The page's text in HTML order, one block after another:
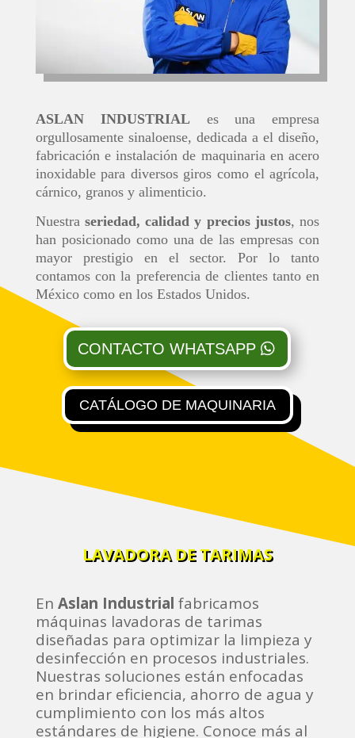
ASLAN INDUSTRIAL es una empresa
orgullosamente sinaloense, dedicada a el diseño,
fabricación e instalación de maquinaria en acero
inoxidable para diversos giros como el agrícola,
cárnico, granos y alimenticio.
Nuestraseriedad, calidad y precios justos, nos
han posicionado como una de las empresas con
mayor prestigio en el sector. Por lo tanto
contamos con la preferencia de clientes tanto en
México como en los Estados Unidos.
CONTACTO WHATSAPP
CATÁLOGO DE MAQUINARIA
LAVADORA DE TARIMAS
En Aslan Industrial fabricamos
máquinas lavadoras de tarimas
diseñadas para optimizar la limpieza y
desinfección en procesos industriales.
Nuestras soluciones están enfocadas
en brindar eficiencia, ahorro de agua y
cumplimiento con los más altos
estándares de higiene. Conoce más al